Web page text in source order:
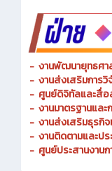
- งานพัฒนายุทธศา
- งานส่งเสริมการ
- ศูนย์ดิจิทัลและสื่
- งานมาตรฐานแล
- งานส่งเสริมธุรกิ
- งานติดตามและปร
- ศูนย์ประสานงาน